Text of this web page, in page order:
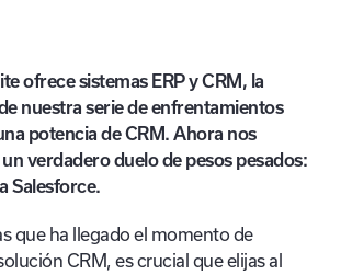
ofrece sistemas ERP y CRM, la
nuestra serie de enfrentamientos
potencia de CRM. Ahora nos
verdadero duelo de pesos pesados:
Salesforce.
que ha llegado el momento de
CRM, es crucial que elijas al